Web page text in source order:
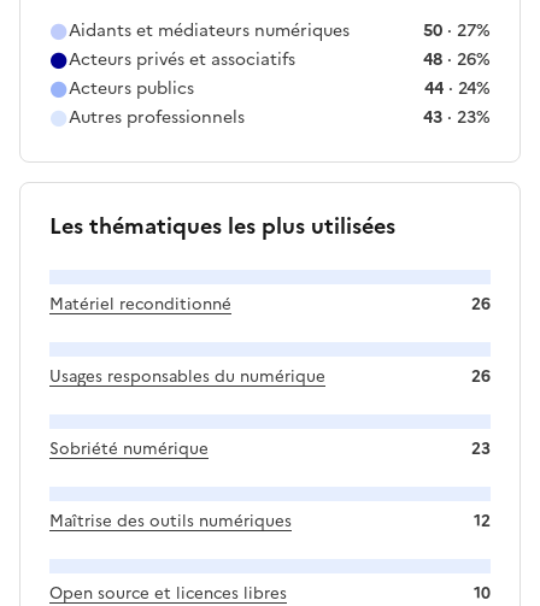
Aidants et médiateurs numériques 50 · 27%
Acteurs privés et associatifs
48 · 26%
Acteurs publics
44 · 24%
Autres professionnels
43 · 23%
Les thématiques les plus utilisées
Matériel reconditionné 26
Usages responsables du numérique 26
Sobriété numérique 23
Maîtrise des outils numériques 12
Open source et licences libres 10